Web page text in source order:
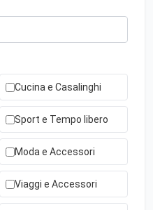
Cucina e Casalinghi
Sport e Tempo libero
Moda e Accessori
Viaggi e Accessori